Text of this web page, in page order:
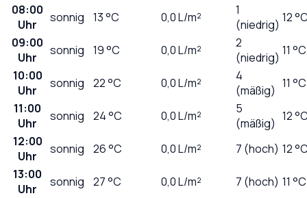
08:00
Uhr
sonnig 13°C 0,0L/m²
1
(niedrig) 12
09:00
Uhr
sonnig 19°C 0,0L/m²
2
(niedrig) 11 °C
10:00
Uhr
sonnig 22°C 0,0L/m²
4
(mäßig) 11 °C
11:00
Uhr
sonnig 24°C 0,0L/m²
5
(mäßig) 12
12:00
Uhr
sonnig 26°C 0,0L/m² 7 (hoch) 12
13:00
Uhr
sonnig 27°C 0,0L/m² 7 (hoch) 11 °C